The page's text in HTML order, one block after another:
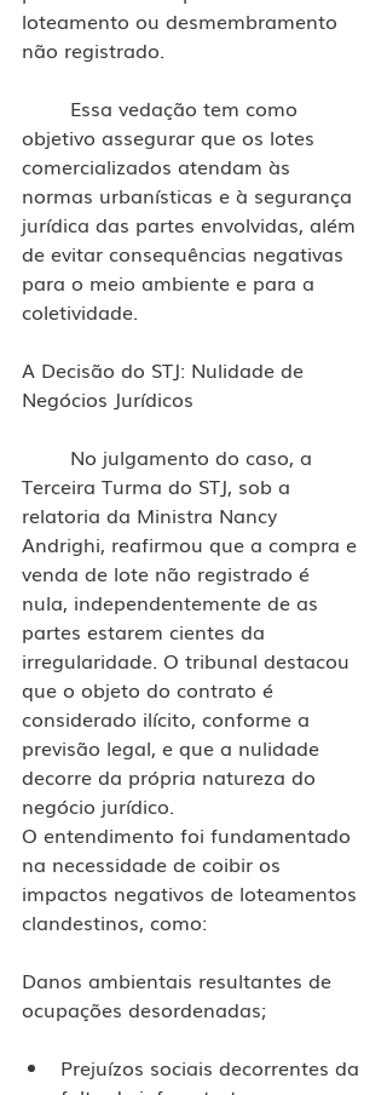
loteamento ou desmembramento
não registrado.
objetivo assegurar que os lotes
comercializados atendam às
normas urbanísticas e à segurança
jurídica das partes envolvidas, além
de evitar consequências negativas
para o meio ambiente e para a
coletividade.
A Decisão do STJ: Nulidade de
Negócios Jurídicos
Terceira Turma do STJ, sob a
relatoria da Ministra Nancy
Andrighi, reafirmou que a compra e
venda de lote não registrado é
nula, independentemente de as
partes estarem cientes da
irregularidade. O tribunal destacou
que o objeto do contrato é
considerado ilícito, conforme a
previsão legal, e que a nulidade
decorre da própria natureza do
negócio jurídico.
O entendimento foi fundamentado
na necessidade de coibir os
impactos negativos de loteamentos
clandestinos, como:
Danos ambientais resultantes de
ocupações desordenadas;
Prejuízos sociais decorrentes da